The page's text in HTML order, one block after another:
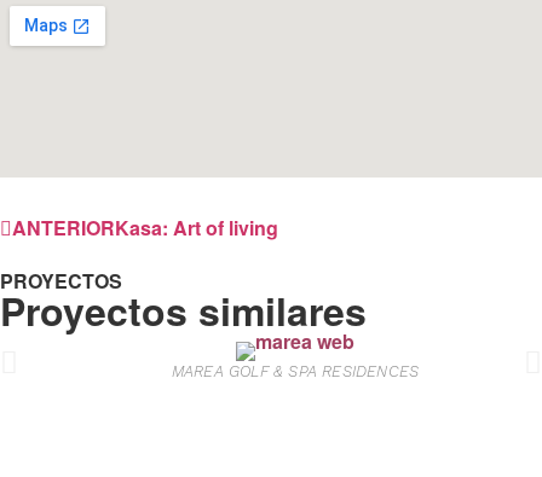
ANTERIORKasa: Art of living
PROYECTOS
Proyectos similares
MAREA GOLF & SPA RESIDENCES